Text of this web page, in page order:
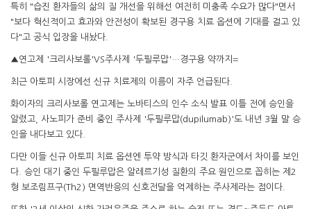
특히 "습진 환자들의 삶의 질 개선을 위해선 여전히 미충족 수요가 많다"면서
"보다 혁신적이고 효과와 안전성이 확보된 경구용 치료 옵션에 기대를 걸고 있
다"고 공식 입장을 내놨다.
▲연고제 '크리사보롤'VS주사제 '두필루맙'…경구용 약까지=
최근 아토피 시장에선 신규 치료제의 이름이 자주 언급된다.
화이자의 크리사보롤 연고제는 노바티스의 인수 소식 발표 이틀 전에 승인을
알렸고, 사노피가 준비 중인 주사제 '두필루맙(dupilumab)'도 내년 3월 말 승
인을 내다보고 있다.
다만 이들 신규 아토피 치료 옵션엔 투약 방식과 타깃 환자군에서 차이를 보인
다. 승인 대기 중인 두필루맙은 알레르기성 질환의 주요 원인으로 꼽히는 제2
형 보조림프구(Th2) 면역반응의 신호전달을 억제하는 주사제라는 점이다.